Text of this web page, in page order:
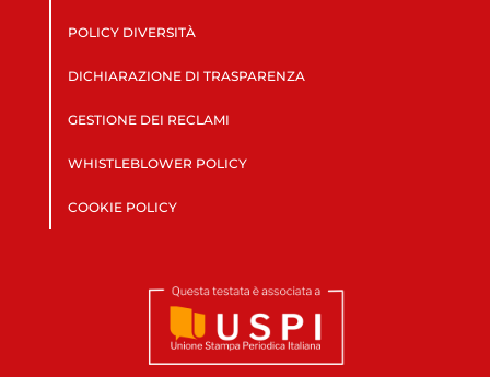
POLICY DIVERSITÀ
DICHIARAZIONE DI TRASPARENZA
GESTIONE DEI RECLAMI
WHISTLEBLOWER POLICY
COOKIE POLICY